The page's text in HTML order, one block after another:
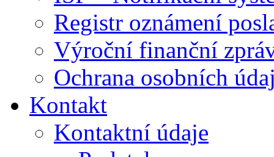
Registr oznámení
Výroční finanční
Ochrana osobních
Kontakt
Kontaktní údaje